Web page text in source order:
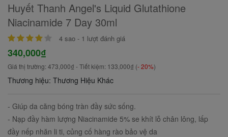
Huyết Thanh Angel's Liquid Glutathione
Niacinamide 7 Day 30ml
4 sao - 1 lượt đánh giá
340,000₫
Giá thị trường: 473,000₫ - Tiết kiệm: 133,000₫ (- 20%)
Thương hiệu: Thương Hiệu Khác
- Giúp da căng bóng tràn đầy sức sống.
- Nạp đầy hàm lượng Niacinamide 5% se khít lỗ chân lông, lấp
đầy nếp nhăn li ti, củng cố hàng rào bảo vệ da